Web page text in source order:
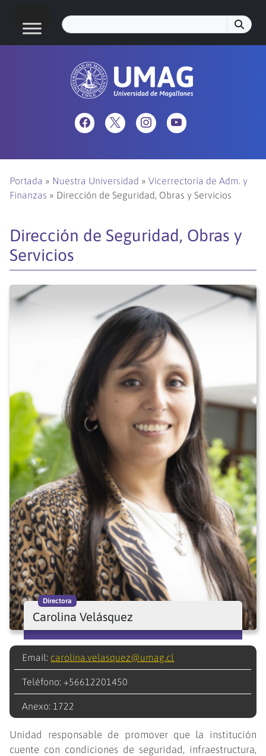
Portada » Nuestra Universidad »Vicerrectoría de Adm. y
Finanzas » Dirección de Seguridad, Obras y Servicios
Dirección de Seguridad, Obras y
Servicios
Directora
Carolina Velásquez
Email: carolina.velasquez@umag.cl
Teléfono: +56612201450
Anexo: 1722
Unidad responsable de promover que la institución
cuente con condiciones de seguridad, infraestructura,